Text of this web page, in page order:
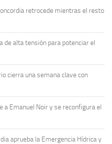
retrocede mientras el resto
de alta tensión para potenciar el
cierra una semana clave con
a Emanuel Noir y se reconfigura el
aprueba la Emergencia Hídrica y